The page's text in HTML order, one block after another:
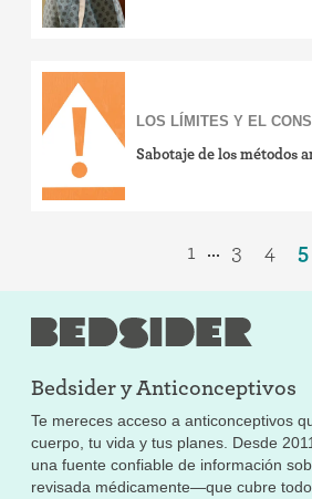
LOS LÍMITES Y EL
Sabotaje de los métodos
1 ... 3 4 5
Bedsider yAnticonceptivos
Te mereces acceso a anticonceptivos
cuerpo, tu vida y tus planes. Desde
una fuente confiable de información
revisada médicamente—que cubre